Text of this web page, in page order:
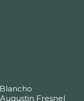
Fresnel